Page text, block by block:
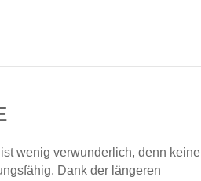
wenig verwunderlich, denn keine
Dank der längeren